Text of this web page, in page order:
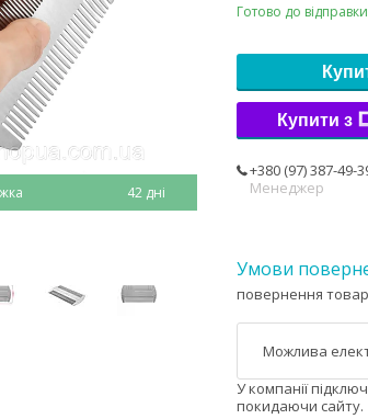
42 дні
Готово до відправки
Купити з
+380 (97) 387-49-
Менеджер
повернення
У компанії
покидаючи сайту.